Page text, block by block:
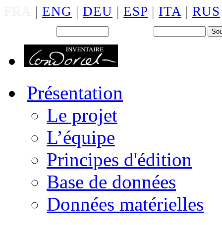
| ENG | DEU | ESP | ITA | RUS
Présentation
Le projet
L’équipe
Principes d'édition
Base de données
Données matérielles